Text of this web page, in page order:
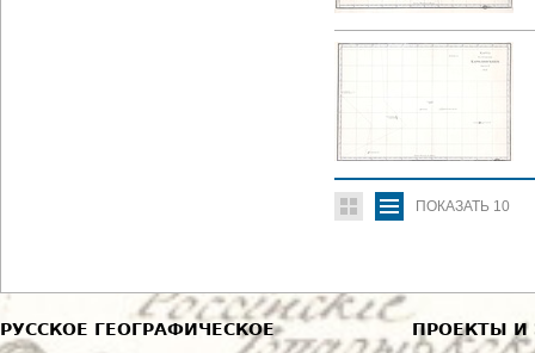
ПОКАЗАТЬ 10
РУССКОЕ ГЕОГРАФИЧЕСКОЕ
ПРОЕКТЫ И